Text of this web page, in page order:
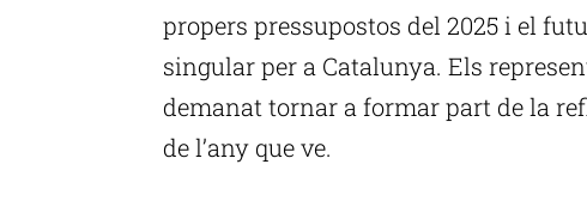
propers pressupostos del 2025 i el
singular per a Catalunya. Els
demanat tornar a formar part de la
de l’any que ve.